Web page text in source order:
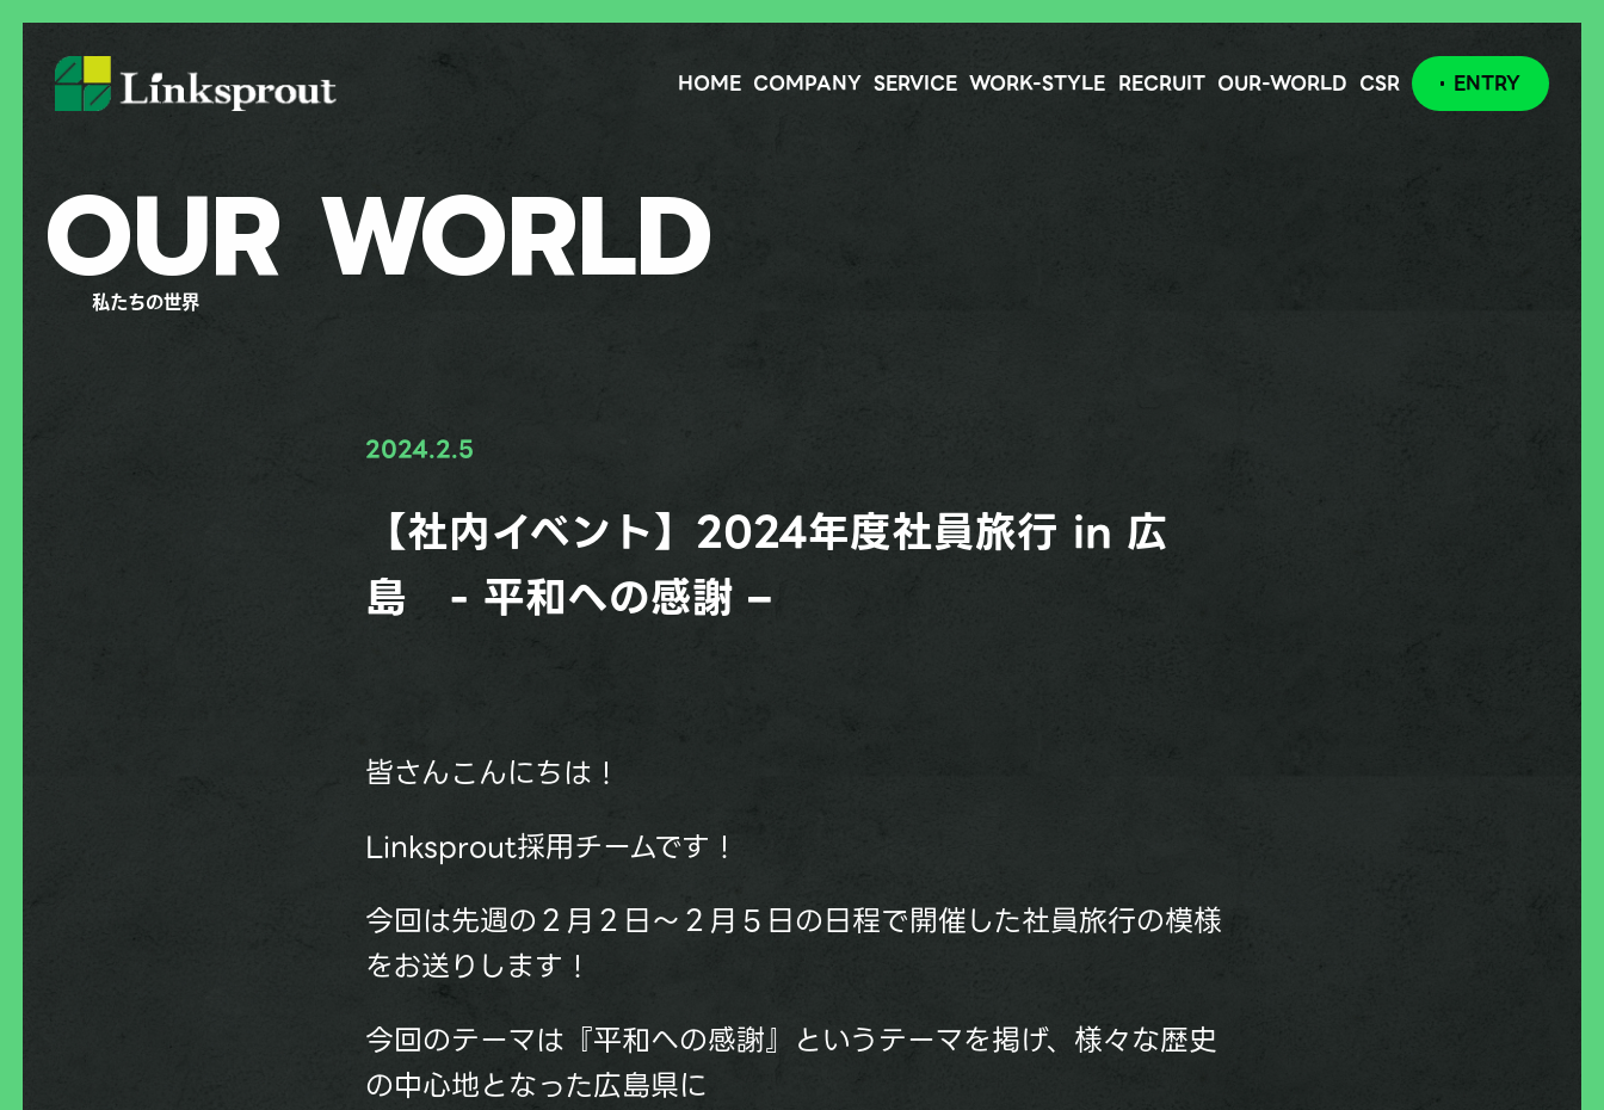
HOME COMPANY SERVICE WORK-STYLE RECRUIT OUR-WORLD CSR ENTRY
OUR WORLD
私たちの世界
2024.2.5
【社内イベント】2024年度社員旅行 in 広
島 - 平和への感謝 –
皆さんこんにちは！
Linksprout採用チームです！
今回は先週の２月２日～２月５日の日程で開催した社員旅行の模様
をお送りします！
今回のテーマは『平和への感謝』というテーマを掲げ、様々な歴史
の中心地となった広島県に